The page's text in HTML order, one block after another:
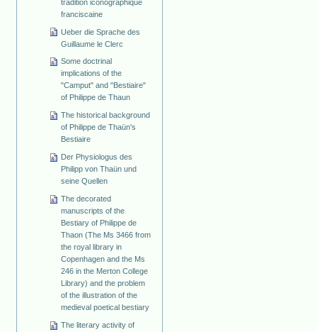
tradition iconographique
franciscaine
Ueber die Sprache des
Guillaume le Clerc
Some doctrinal
implications of the
"Camput" and "Bestiaire"
of Philippe de Thaun
The historical background
of Philippe de Thaün's
Bestiaire
Der Physiologus des
Philipp von Thaün und
seine Quellen
The decorated
manuscripts of the
Bestiary of Philippe de
Thaon (The Ms 3466 from
the royal library in
Copenhagen and the Ms
246 in the Merton College
Library) and the problem
of the illustration of the
medieval poetical bestiary
The literary activity of